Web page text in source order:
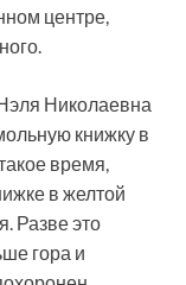
центре,
Николаевна
книжку в
время,
в желтой
Разве это
гора и